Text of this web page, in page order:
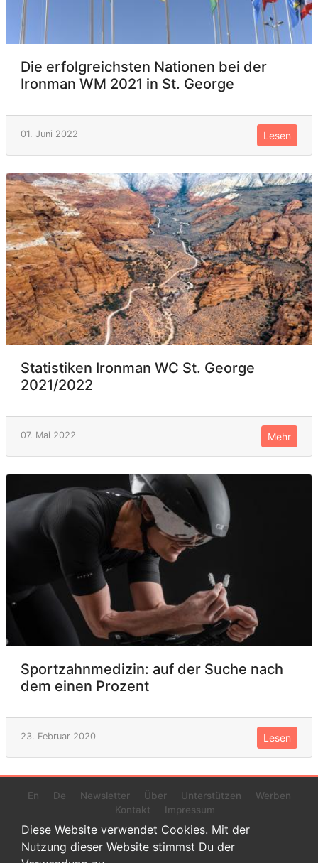
Die erfolgreichsten Nationen bei der
Ironman WM 2021 in St. George
01. Juni 2022 Lesen
Statistiken Ironman WC St. George
2021/2022
07. Mai 2022 Mehr
Sportzahnmedizin: auf der Suche nach
dem einen Prozent
23. Februar 2020 Lesen
En De Newsletter Über Unterstützen
Werben
Kontakt
Impressum
Diese Website verwendet Cookies. Mit der
Nutzung dieser Website stimmst Du der